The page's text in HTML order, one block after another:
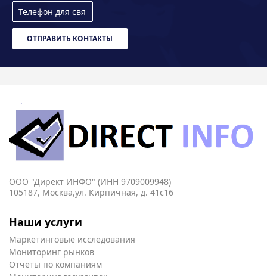
ОТПРАВИТЬ КОНТАКТЫ
ООО "Директ ИНФО" (ИНН 9709009948)
105187, Москва,ул. Кирпичная, д. 41с16
Наши услуги
Маркетинговые исследования
Мониторинг рынков
Отчеты по компаниям